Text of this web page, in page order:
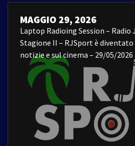
MAGGIO 29, 2026
Laptop Radioing Session – Radio
Stagione II – RJSport è diventato
notizie e sul cinema – 29/05/2026